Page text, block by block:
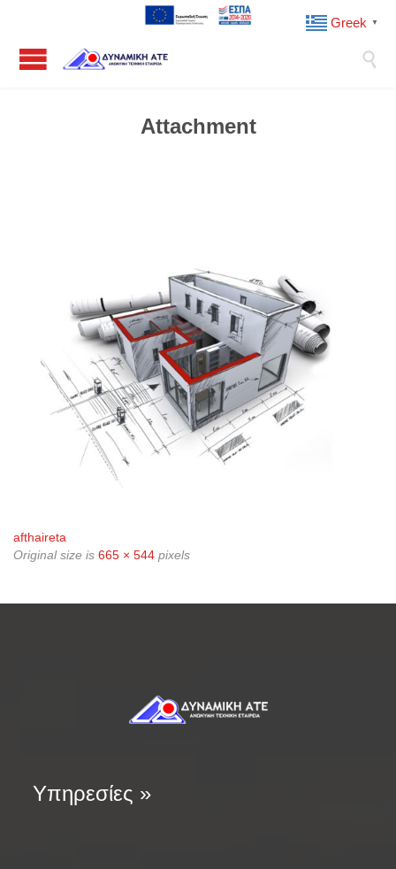

Attachment
afthaireta
Original size is 665 × 544 pixels
Υπηρεσίες »
Greek ▼